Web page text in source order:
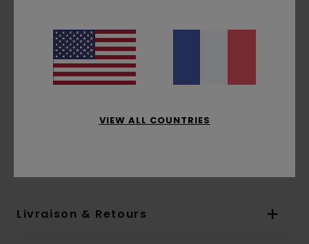
Encolure :col V
Autres caractéristiques :
le panneau avant
polyamide, 22% coton, 7% acrylique, 5% autres
Livraison & Retours
VIEW ALL COUNTRIES